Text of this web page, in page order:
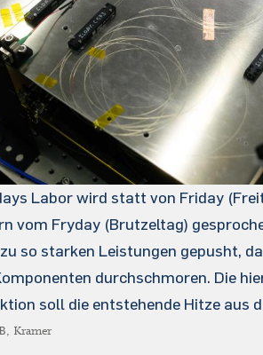
Labor wird statt von Friday
vom Fryday (Brutzeltag)
so starken Leistungen gepusht,
durchschmoren. Die
soll die entstehende Hitze aus
Kramer